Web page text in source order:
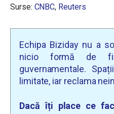
Surse: CNBC, Reuters
Echipa Biziday nu a
nicio formă de
guvernamentale.
limitate, iar reclama
Dacă îți place ce